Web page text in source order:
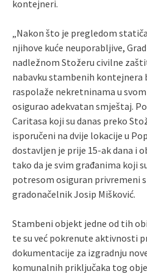
kontejneri.
„Nakon što je pregledom
njihove kuće neuporabljive,
nadležnom Stožeru civilne
nabavku stambenih kontejnera
raspolaže nekretninama u
osigurao adekvatan smještaj.
Caritasa koji su danas preko
isporučeni na dvije lokacije u
dostavljen je prije 15-ak dana i
tako da je svim građanima koji
potresom osiguran privremeni
gradonačelnik Josip Mišković.
Stambeni objekt jedne od tih
te su već pokrenute aktivnosti
dokumentacije za izgradnju
komunalnih priključaka tog